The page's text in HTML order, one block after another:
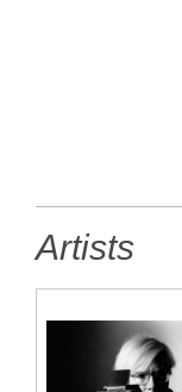
Artists